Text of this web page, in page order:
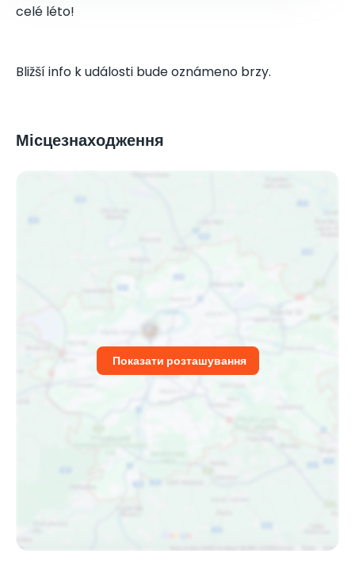
celé léto!
Bližší info k události bude oznámeno brzy.
Місцезнаходження
Показати розташування